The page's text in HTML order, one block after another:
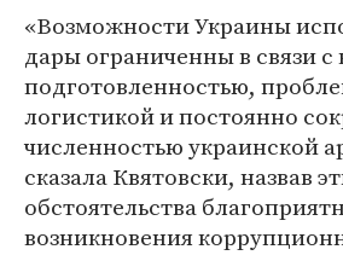
«Возможности Украины
дары ограниченны в связи
подготовленностью,
логистикой и постоянно
численностью украинской
сказала Квятовски, назвав
обстоятельства
возникновения